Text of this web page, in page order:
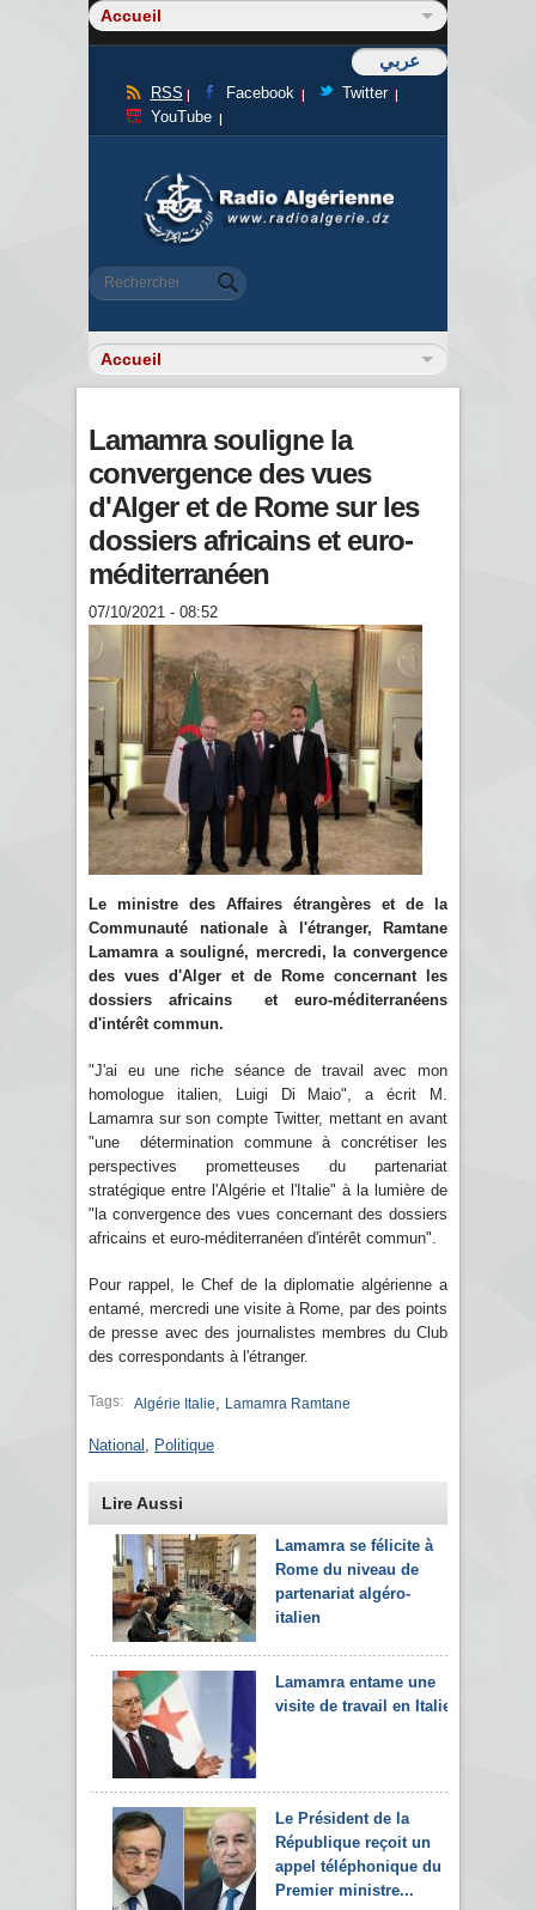
عربي
RSS Facebook
Twitter
YouTube
Formulaire de recherche
Rechercher
Lamamra souligne la
convergence des vues
d'Alger et de Rome sur les
dossiers africains et euro-
méditerranéen
07/10/2021 - 08:52
Le ministre des Affaires étrangères et de la
Communauté nationale à l'étranger, Ramtane
Lamamra a souligné, mercredi, la convergence
des vues d'Alger et de Rome concernant les
dossiers africains et euro-méditerranéens
d'intérêt commun.
"J'ai eu une riche séance de travail avec mon
homologue italien, Luigi Di Maio", a écrit M.
Lamamra sur son compte Twitter, mettant en avant
"une détermination commune à concrétiser les
perspectives prometteuses du partenariat
stratégique entre l'Algérie et l'Italie" à la lumière de
"la convergence des vues concernant des dossiers
africains et euro-méditerranéen d'intérêt commun".
Pour rappel, le Chef de la diplomatie algérienne a
entamé, mercredi une visite à Rome, par des points
de presse avec des journalistes membres du Club
des correspondants à l'étranger.
Tags: Algérie Italie Lamamra Ramtane
National Politique
Lire Aussi
Lamamra se félicite à
Rome du niveau de
partenariat algéro-
italien
Lamamra entame une
visite de travail en Italie
Le Président de la
République reçoit un
appel téléphonique du
Premier ministre...